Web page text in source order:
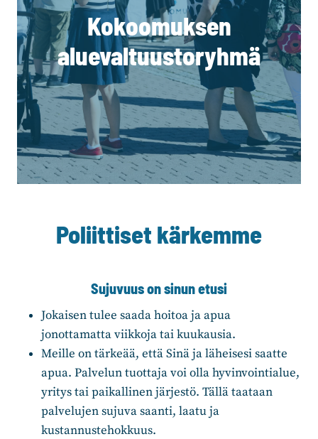
Kokoomuksen
aluevaltuustoryhmä
Poliittiset kärkemme
Sujuvuus on sinun etusi
Jokaisen tulee saada hoitoa ja apua
jonottamatta viikkoja tai kuukausia.
Meille on tärkeää, että Sinä ja läheisesi saatte
apua. Palvelun tuottaja voi olla hyvinvointialue,
yritys tai paikallinen järjestö. Tällä taataan
palvelujen sujuva saanti, laatu ja
kustannustehokkuus.